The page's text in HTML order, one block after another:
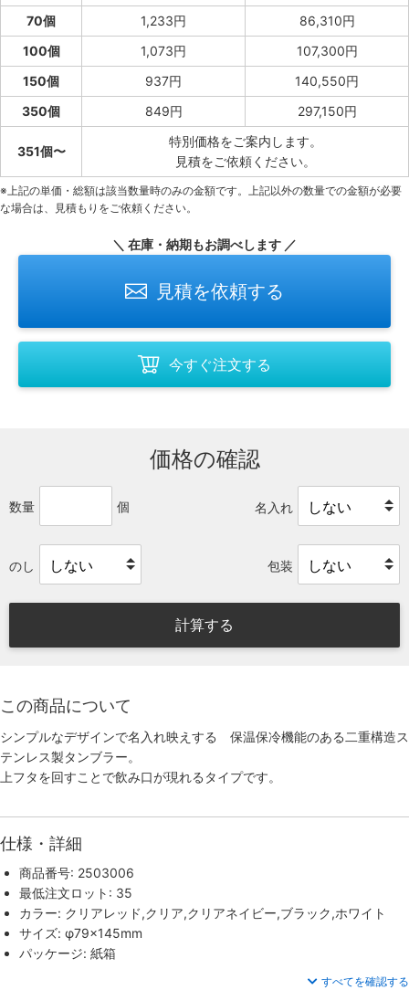
70個
1,233円
86,310円
100個
1,073円
107,300円
150個
937円
140,550円
350個
849円 297,150円
351個〜
特別価格をご案内します。
見積をご依頼ください。
※上記の単価・総額は該当数量時のみの金額です。上記以外の数量での金額が必要
な場合は、見積もりをご依頼ください。
＼ 在庫・納期もお調べします ／
見積を依頼する
今すぐ注文する
価格の確認
数量 個 名入れ
のし 包装
計算する
この商品について
シンプルなデザインで名入れ映えする 保温保冷機能のある二重構造ス
テンレス製タンブラー。
上フタを回すことで飲み口が現れるタイプです。
仕様・詳細
商品番号: 2503006
最低注文ロット: 35
カラー: クリアレッド,クリア,クリアネイビー,ブラック,ホワイト
サイズ: φ79×145mm
パッケージ: 紙箱
すべてを確認する